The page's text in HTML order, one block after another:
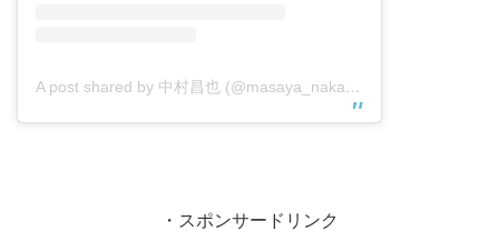
A post shared by 中村昌也 (@masaya_nakamura_official)
・スポンサードリンク